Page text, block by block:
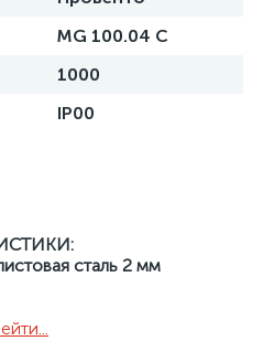
MG 100.04 C
1000
IP00
сталь 2 мм